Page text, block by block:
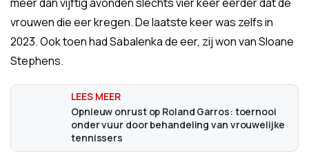
vrouwen die eer kregen. De laatste keer was zelfs in
2023. Ook toen had Sabalenka de eer, zij won van Sloane
Stephens.
Opnieuw onrust op Roland Garros: toernooi
onder vuur door behandeling van vrouwelijke
tennissers